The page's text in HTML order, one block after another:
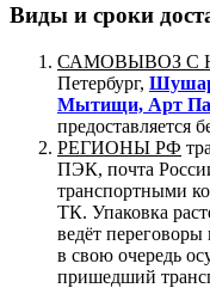
Виды и сроки
САМОВЫВОЗ С
Петербург,
Мытищи, Арт
предоставляется
РЕГИОНЫ РФ
ПЭК, почта
транспортными
ТК. Упаковка
ведёт
в свою очередь
пришедший